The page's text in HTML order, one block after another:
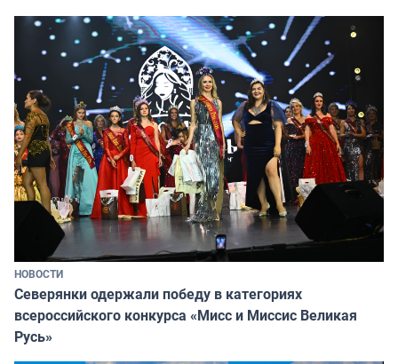
НОВОСТИ
Северянки одержали победу в категориях
всероссийского конкурса «Мисс и Миссис Великая
Русь»